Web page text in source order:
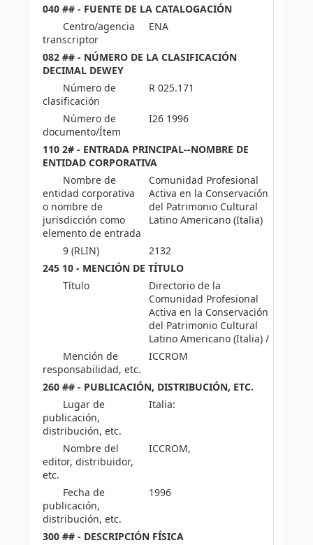
040 ## - FUENTE DE LA CATALOGACIÓN
Centro/agencia
transcriptor
ENA
082 ## - NÚMERO DE LA CLASIFICACIÓN
DECIMAL DEWEY
Número de
clasificación
R 025.171
Número de
documento/Ítem
I26 1996
110 2# - ENTRADA PRINCIPAL--NOMBRE DE
ENTIDAD CORPORATIVA
Nombre de
entidad corporativa
o nombre de
jurisdicción como
elemento de entrada
Comunidad Profesional
Activa en la Conservación
del Patrimonio Cultural
Latino Americano (Italia)
9 (RLIN)
2132
245 10 - MENCIÓN DE TÍTULO
Título
Directorio de la
Comunidad Profesional
Activa en la Conservación
del Patrimonio Cultural
Latino Americano (Italia) /
Mención de
responsabilidad, etc.
ICCROM
260 ## - PUBLICACIÓN, DISTRIBUCIÓN, ETC.
Lugar de
publicación,
distribución, etc.
Italia:
Nombre del
editor, distribuidor,
etc.
ICCROM,
Fecha de
publicación,
distribución, etc.
1996
300 ## - DESCRIPCIÓN FÍSICA